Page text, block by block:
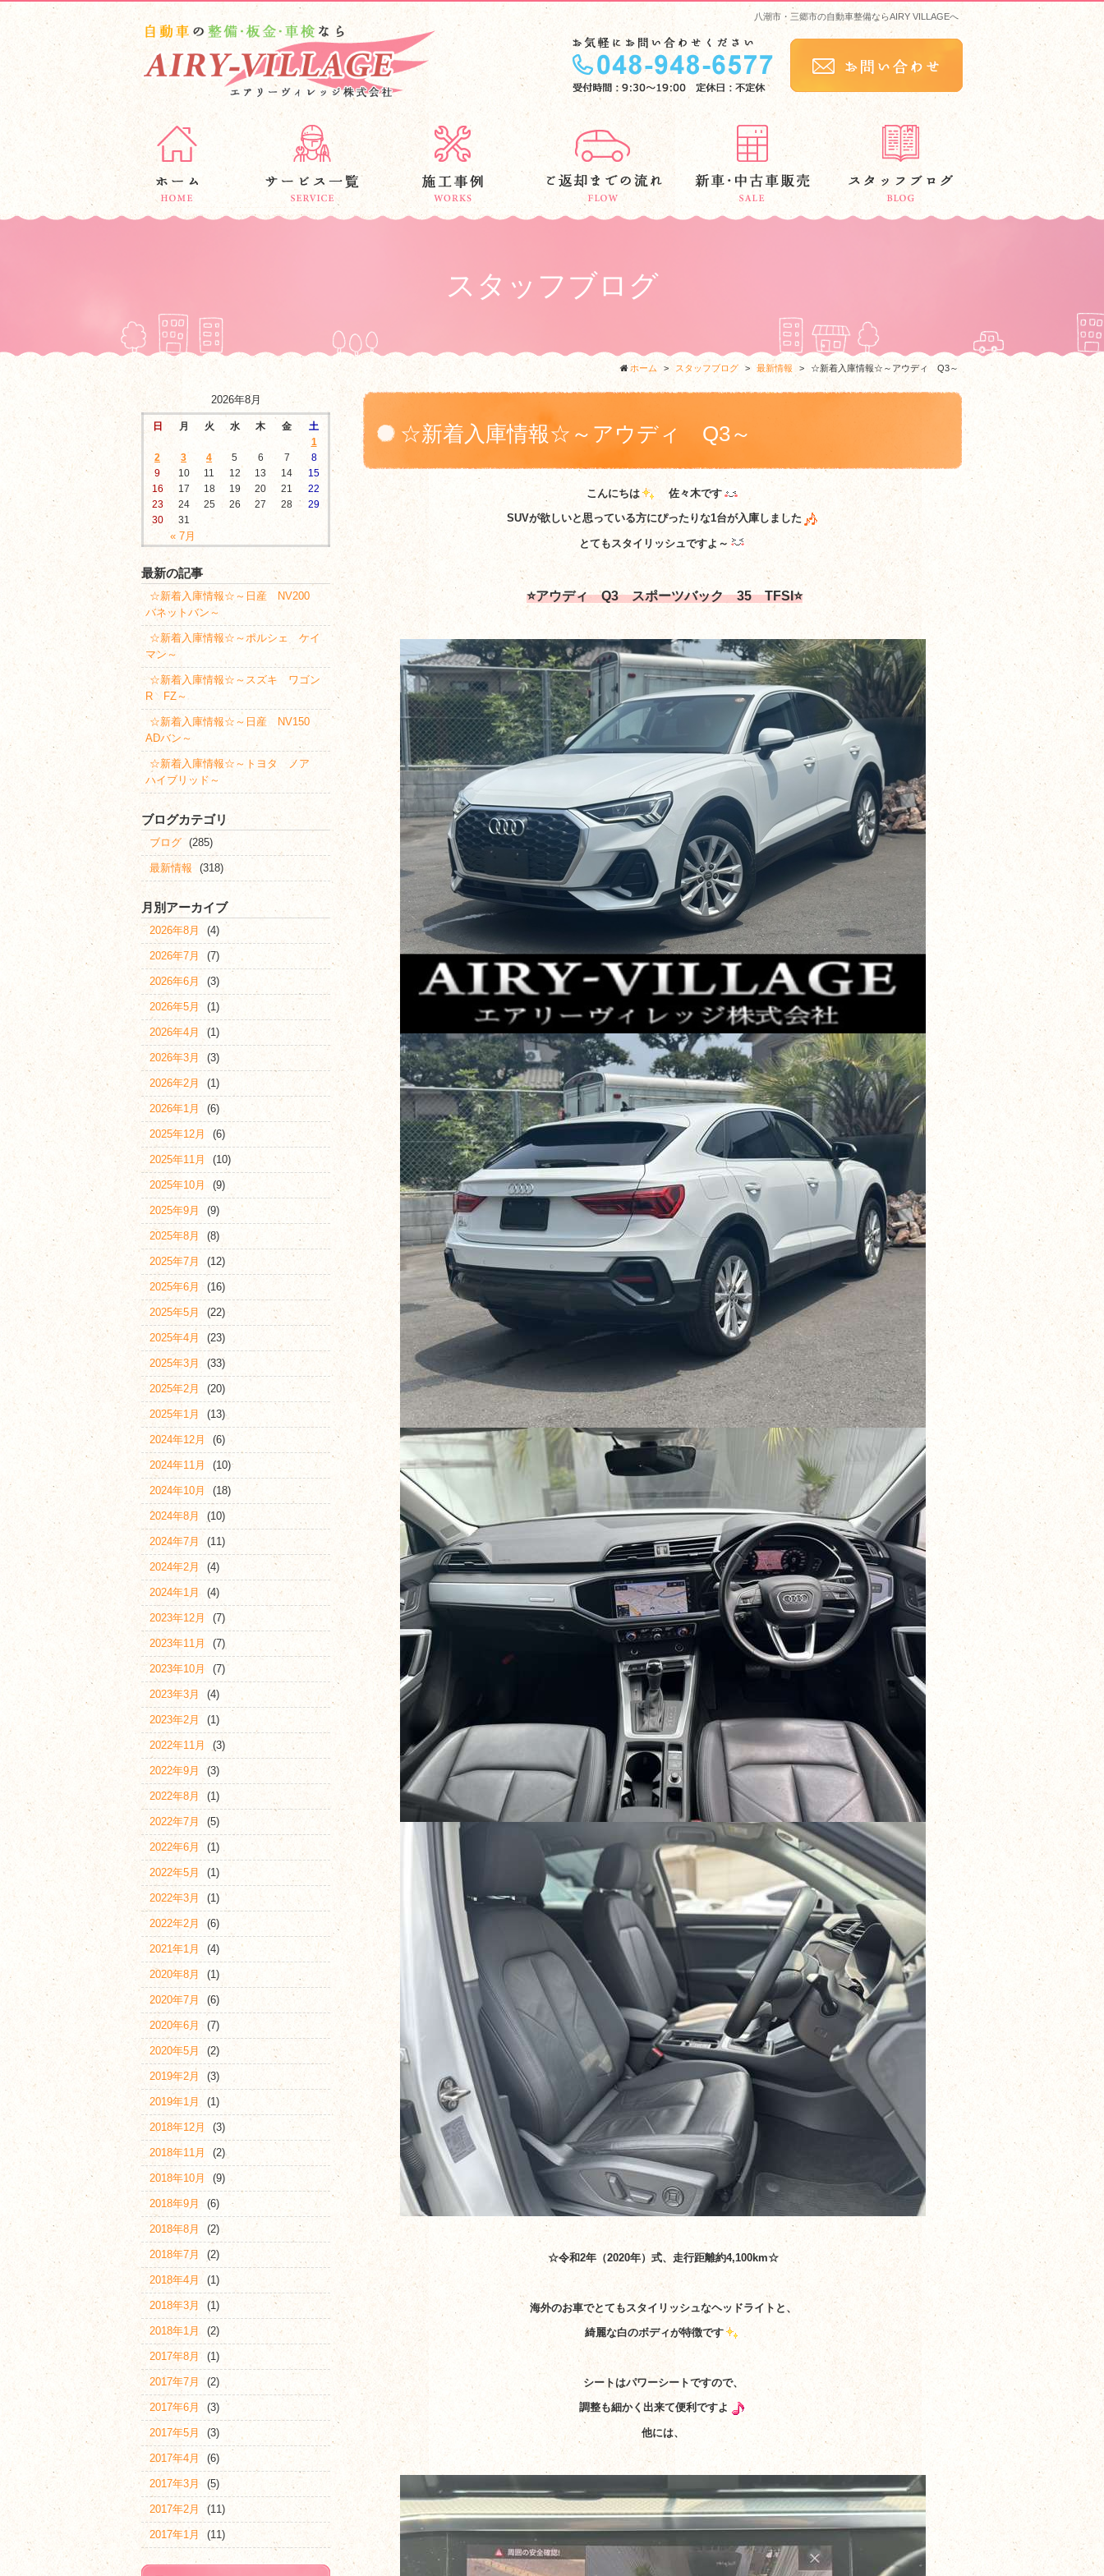
八潮市・三郷市の自動車整備ならAIRY VILLAGEへ
スタッフブログ
ホーム > スタッフブログ > 最新情報 > ☆新着入庫情報☆～アウディ Q3～
☆新着入庫情報☆～アウディ Q3～
こんにちは 佐々木です
SUVが欲しいと思っている方にぴったりな1台が入庫しました
とてもスタイリッシュですよ～
⭐アウディ Q3 スポーツバック 35 TFSI⭐
☆令和2年（2020年）式、走行距離約4,100km☆
海外のお車でとてもスタイリッシュなヘッドライトと、
綺麗な白のボディが特徴です
シートはパワーシートですので、
調整も細かく出来て便利ですよ
他には、
2026年8月
日 月 火 水 木 金 土
« 7月
1
2
3 4 5 6 7
8
9
10 11 12 13 14
15
16
17 18 19 20 21
22
23
24 25 26 27 28
29
30
31
最新の記事
☆新着入庫情報☆～日産 NV200
バネットバン～
☆新着入庫情報☆～ポルシェ ケイ
マン～
☆新着入庫情報☆～スズキ ワゴン
R FZ～
☆新着入庫情報☆～日産 NV150
ADバン～
☆新着入庫情報☆～トヨタ ノア
ハイブリッド～
ブログカテゴリ
ブログ (285)
最新情報 (318)
月別アーカイブ
2026年8月 (4)
2026年7月 (7)
2026年6月 (3)
2026年5月 (1)
2026年4月 (1)
2026年3月 (3)
2026年2月 (1)
2026年1月 (6)
2025年12月 (6)
2025年11月 (10)
2025年10月 (9)
2025年9月 (9)
2025年8月 (8)
2025年7月 (12)
2025年6月 (16)
2025年5月 (22)
2025年4月 (23)
2025年3月 (33)
2025年2月 (20)
2025年1月 (13)
2024年12月 (6)
2024年11月 (10)
2024年10月 (18)
2024年8月 (10)
2024年7月 (11)
2024年2月 (4)
2024年1月 (4)
2023年12月 (7)
2023年11月 (7)
2023年10月 (7)
2023年3月 (4)
2023年2月 (1)
2022年11月 (3)
2022年9月 (3)
2022年8月 (1)
2022年7月 (5)
2022年6月 (1)
2022年5月 (1)
2022年3月 (1)
2022年2月 (6)
2021年1月 (4)
2020年8月 (1)
2020年7月 (6)
2020年6月 (7)
2020年5月 (2)
2019年2月 (3)
2019年1月 (1)
2018年12月 (3)
2018年11月 (2)
2018年10月 (9)
2018年9月 (6)
2018年8月 (2)
2018年7月 (2)
2018年4月 (1)
2018年3月 (1)
2018年1月 (2)
2017年8月 (1)
2017年7月 (2)
2017年6月 (3)
2017年5月 (3)
2017年4月 (6)
2017年3月 (5)
2017年2月 (11)
2017年1月 (11)